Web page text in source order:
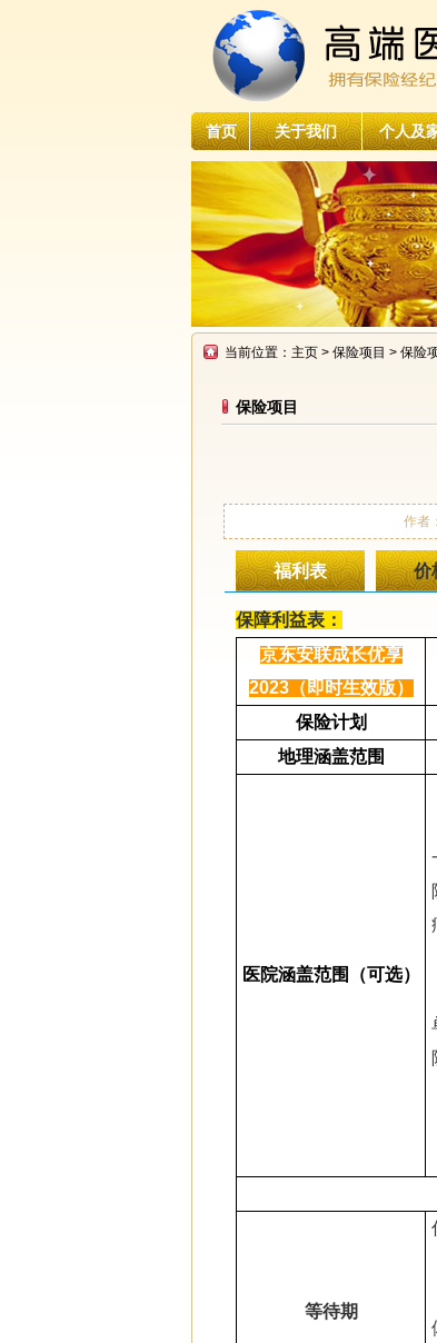
首页 关于我们 个人及
当前位置： 主页 > 保险项目 > 保险
保险项目
作者
福利表 价
保障利益表：
京东安联成长优享
2023（即时生效版）
保险计划
地理涵盖范围
医院涵盖范围（可选）
等待期